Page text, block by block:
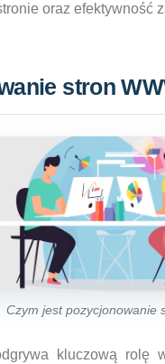
oraz efektywność
stron
Czym jest pozycjonowanie
kluczową rolę